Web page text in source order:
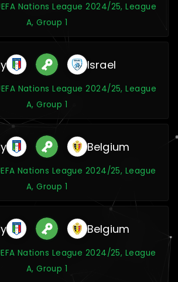
Nations League 2024/25, League
A, Group 1
Israel
Nations League 2024/25, League
A, Group 1
Belgium
Nations League 2024/25, League
A, Group 1
Belgium
Nations League 2024/25, League
A, Group 1